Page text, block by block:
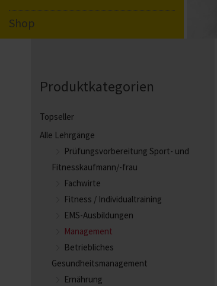
Shop
Produktkategorien
Topseller
Alle Lehrgänge
Prüfungsvorbereitung Sport- und
Fitnesskaufmann/-frau
Fachwirte
Fitness / Individualtraining
EMS-Ausbildungen
Management
Betriebliches
Gesundheitsmanagement
Ernährung